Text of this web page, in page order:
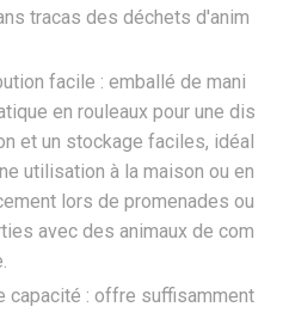
tracas des déchets d'anim
facile : emballé de mani
en rouleaux pour une dis
et un stockage faciles, idéal
utilisation à la maison ou en
lors de promenades ou
avec des animaux de com
capacité : offre suffisamment